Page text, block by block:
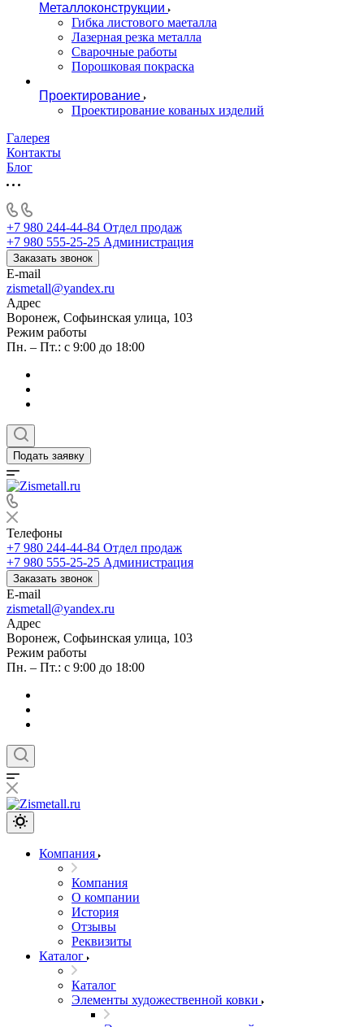
Металлоконструкции
Гибка листового маеталла
Лазерная резка металла
Сварочные работы
Порошковая покраска
Проектирование
Проектирование кованых изделий
Галерея
Контакты
Блог
+7 980 244-44-84 Отдел продаж
+7 980 555-25-25 Администрация
Заказать звонок
E-mail
zismetall@yandex.ru
Адрес
Воронеж, Софьинская улица, 103
Режим работы
Пн. – Пт.: с 9:00 до 18:00
Подать заявку
Телефоны
+7 980 244-44-84 Отдел продаж
+7 980 555-25-25 Администрация
Заказать звонок
E-mail
zismetall@yandex.ru
Адрес
Воронеж, Софьинская улица, 103
Режим работы
Пн. – Пт.: с 9:00 до 18:00
Компания
Компания
О компании
История
Отзывы
Реквизиты
Каталог
Каталог
Элементы художественной ковки